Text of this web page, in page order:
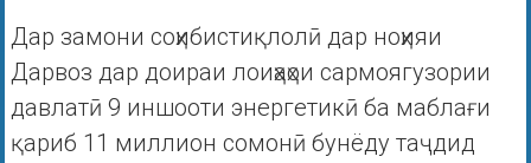
Дар замони соҳибистиқлолӣ дар ноҳияи
Дарвоз дар доираи лоиҳаҳои сармоягузории
давлатӣ 9 иншооти энергетикӣ ба маблағи
қариб 11 миллион сомонӣ бунёду таҷдид